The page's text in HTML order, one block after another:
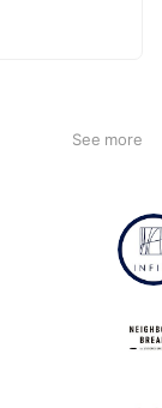
See more